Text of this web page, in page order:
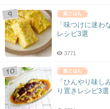
「味つけに迷わ
レシピ3選
3771
「ひんやり味し
り置きレシピ3選